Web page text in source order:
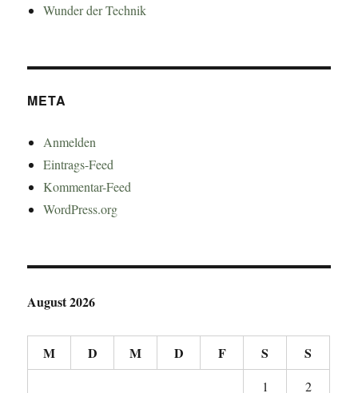
Wunder der Technik
META
Anmelden
Eintrags-Feed
Kommentar-Feed
WordPress.org
August 2026
M D M D F S S
1
2